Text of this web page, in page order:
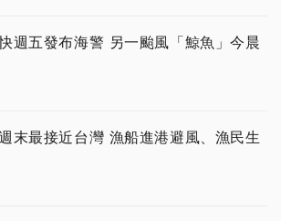
週五發布海警 另一颱風「鯨魚」今晨
末最接近台灣 漁船進港避風、漁民生